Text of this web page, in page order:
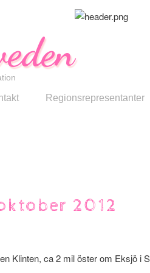
Regionsrepresentanter
2012
Klinten, ca 2 mil öster om Eksjö i